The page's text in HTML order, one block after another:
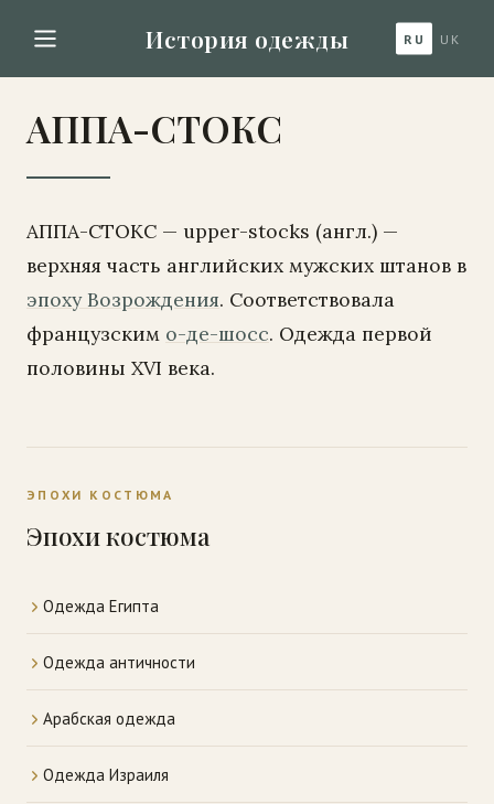
История одежды RU UK
АППА-СТОКС
АППА-СТОКС — upper-stocks (англ.) —
верхняя часть английских мужских штанов в
эпоху Возрождения. Соответствовала
французским о-де-шосс. Одежда первой
половины XVI века.
ЭПОХИ КОСТЮМА
Эпохи костюма
Одежда Египта
Одежда античности
Арабская одежда
Одежда Израиля